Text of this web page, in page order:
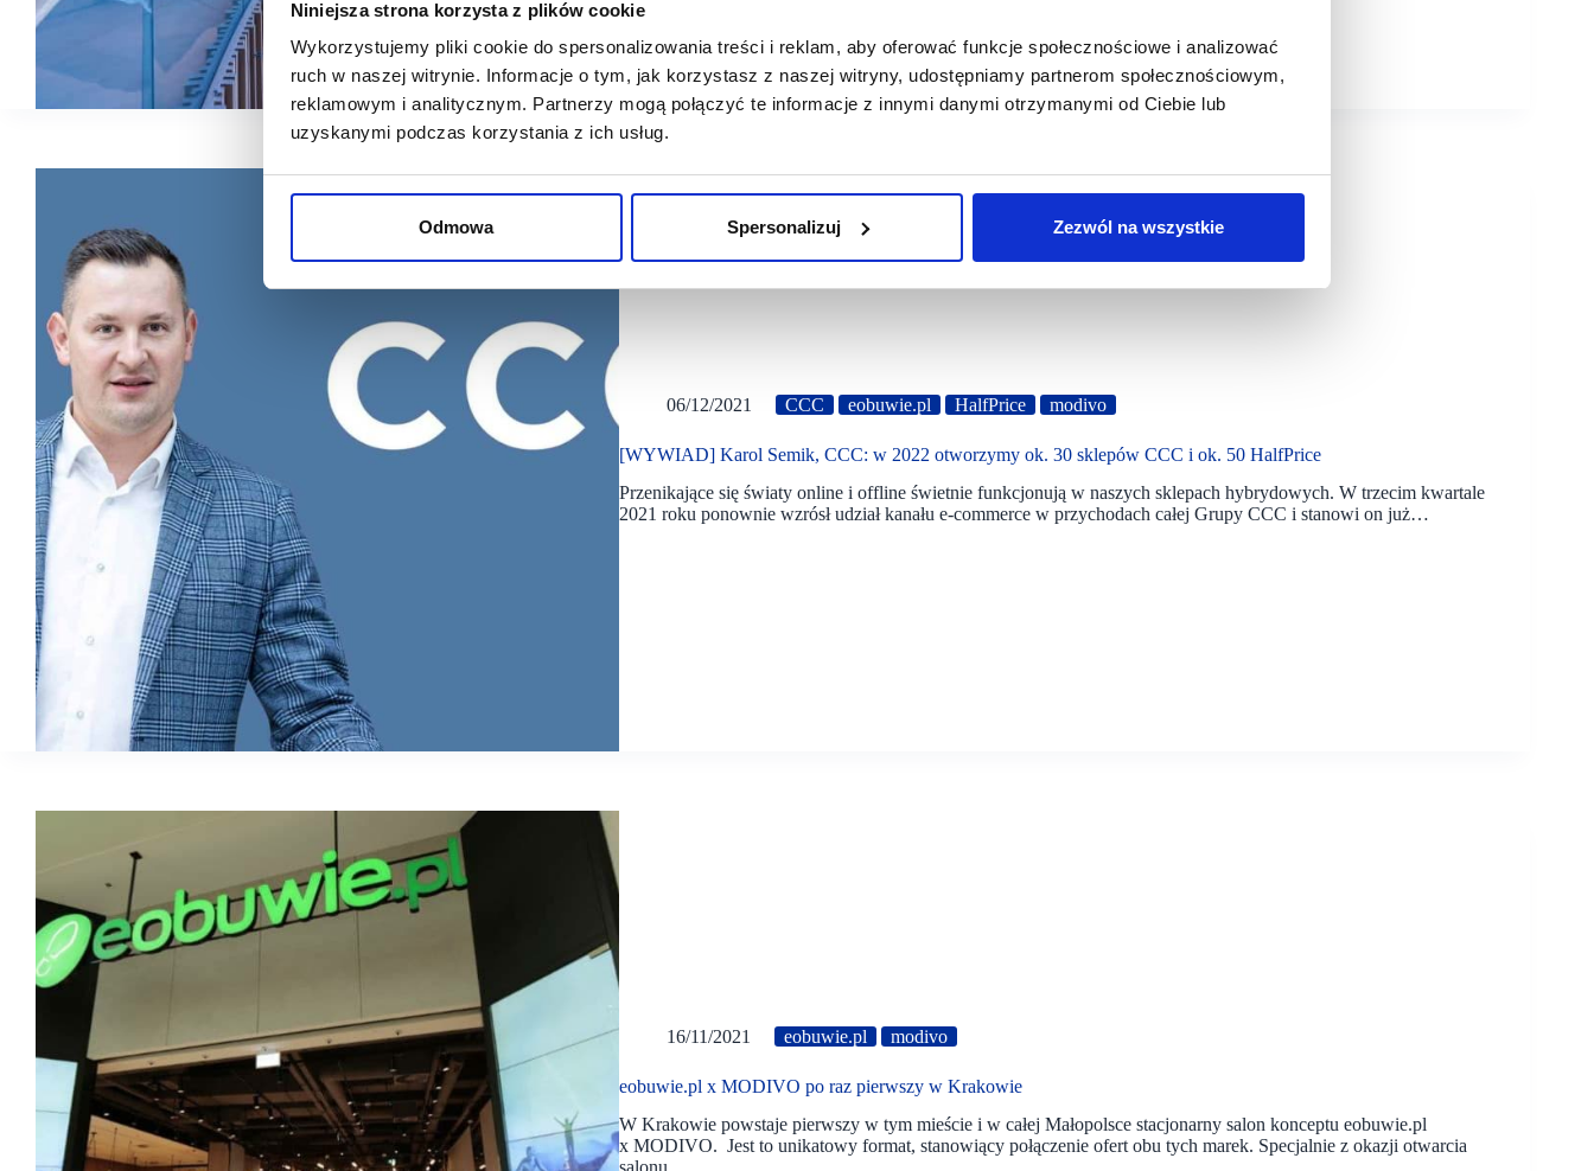
Niniejsza strona korzysta z plików cookie
Wykorzystujemy pliki cookie do spersonalizowania treści i reklam, aby oferować funkcje społecznościowe i analizować
ruch w naszej witrynie. Informacje o tym, jak korzystasz z naszej witryny, udostępniamy partnerom społecznościowym,
reklamowym i analitycznym. Partnerzy mogą połączyć te informacje z innymi danymi otrzymanymi od Ciebie lub
uzyskanymi podczas korzystania z ich usług.
Odmowa Spersonalizuj Zezwól na wszystkie
06/12/2021 CCC eobuwie.pl HalfPrice modivo
[WYWIAD] Karol Semik, CCC: w 2022 otworzymy ok. 30 sklepów CCC i ok. 50 HalfPrice
Przenikające się światy online i offline świetnie funkcjonują w naszych sklepach hybrydowych. W trzecim kwartale
2021 roku ponownie wzrósł udział kanału e-commerce w przychodach całej Grupy CCC i stanowi on już…
16/11/2021 eobuwie.pl modivo
eobuwie.pl x MODIVO po raz pierwszy w Krakowie
W Krakowie powstaje pierwszy w tym mieście i w całej Małopolsce stacjonarny salon konceptu eobuwie.pl
x MODIVO. Jest to unikatowy format, stanowiący połączenie ofert obu tych marek. Specjalnie z okazji otwarcia